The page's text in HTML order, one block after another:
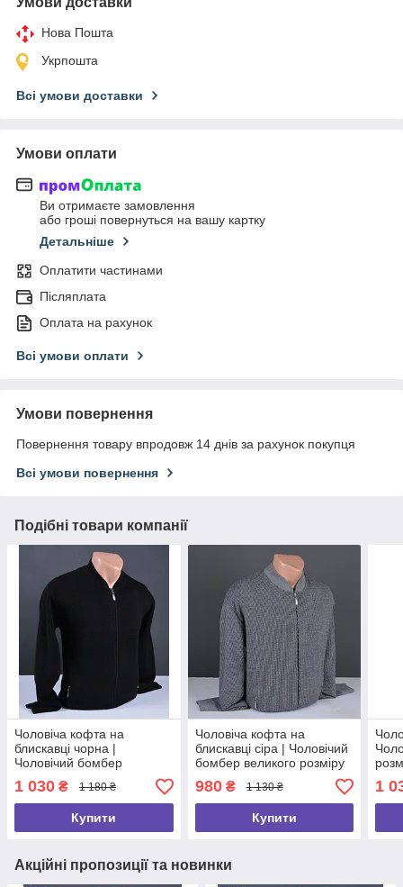
Нова Пошта
Укрпошта
Всі умови доставки
Умови оплати
Ви отримаєте замовлення
або гроші повернуться на вашу картку
Детальніше
Оплатити частинами
Післяплата
Оплата на рахунок
Всі умови оплати
Умови повернення
Повернення товару впродовж 14 днів за рахунок покупця
Всі умови повернення
Подібні товари компанії
Чоловіча кофта на
блискавці чорна |
Чоловічий бомбер
великого розміру 9144 Б
1 030 ₴ 1 180 ₴
Купити
Чоловіча кофта на
блискавці сіра | Чоловічий
бомбер великого розміру
980₴ 1 130 ₴
Купити
1
Акційні пропозиції та новинки